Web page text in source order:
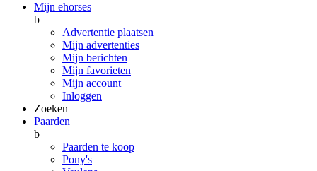
Mijn ehorses
b
Advertentie plaatsen
Mijn advertenties
Mijn berichten
Mijn favorieten
Mijn account
Inloggen
Zoeken
Paarden
b
Paarden te koop
Pony's